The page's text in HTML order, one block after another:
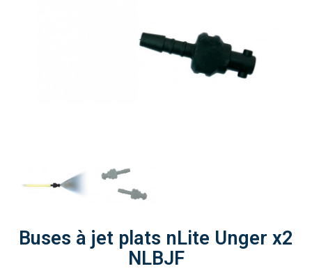
Buses à jet plats nLite Unger x2
NLBJF